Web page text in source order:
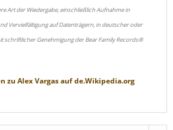
Art der Wiedergabe, einschließlich Aufnahme in
Vervielfältigung auf Datenträgern, in deutscher oder
schriftlicher Genehmigung der Bear Family Records®
zu Alex Vargasaufde.Wikipedia.org